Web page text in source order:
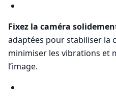
Fixez la caméra
adaptées pour stabiliser la
minimiser les vibrations et
l’image.